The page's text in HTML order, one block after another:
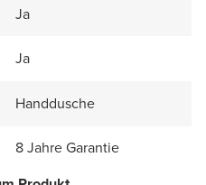
Ja
Ja
Handdusche
8 Jahre Garantie